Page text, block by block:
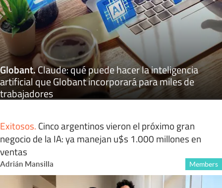
Globant.Claude: qué puede hacer la inteligencia
artificial que Globant incorporará para miles de
trabajadores
Exitosos. Cinco argentinos vieron el próximo gran
negocio de la IA: ya manejan u$s 1.000 millones en
ventas
Adrián Mansilla Members